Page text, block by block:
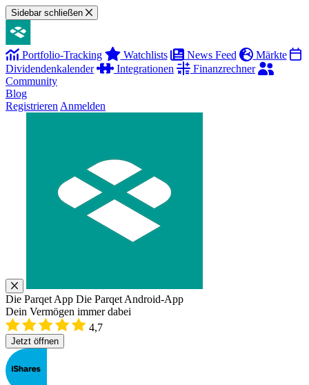
Sidebar schließen
Portfolio-Tracking Watchlists News Feed
Märkte
Dividendenkalender
Integrationen
Finanzrechner
Community
Blog
Registrieren Anmelden
Die Parqet App Die Parqet Android-App
Dein Vermögen immer dabei
4,7
Jetzt öffnen